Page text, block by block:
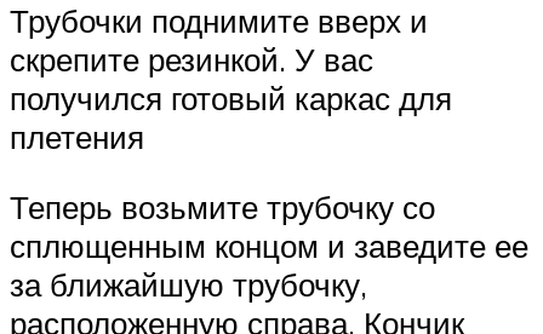
Трубочки поднимите вверх и
скрепите резинкой. У вас
получился готовый каркас для
плетения
Теперь возьмите трубочку со
сплющенным концом и заведите ее
за ближайшую трубочку,
расположенную справа. Кончик